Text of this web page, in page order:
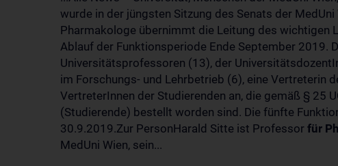
wurde in der jüngsten Sitzung des Senats der
Pharmakologe übernimmt die Leitung des wichtigen
Ablauf der Funktionsperiode Ende September 2019.
Universitätsprofessoren (13), der
im Forschungs- und Lehrbetrieb (6), eine Vertreterin
VertreterInnen der Studierenden an, die gemäß § 25
(Studierende) bestellt worden sind. Die fünfte
30.9.2019.Zur PersonHarald Sitte ist Professor für
MedUni Wien, sein...